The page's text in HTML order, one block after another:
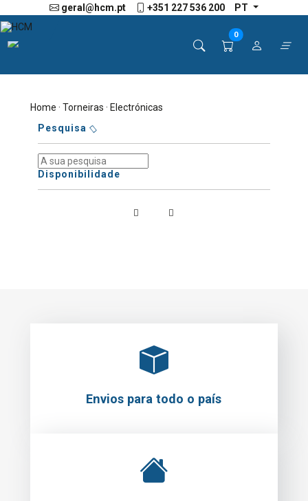
geral@hcm.pt +351 227 536 200 PT
0
Home ·Torneiras · Electrónicas
Pesquisa
Disponibilidade
Envios para todo o país